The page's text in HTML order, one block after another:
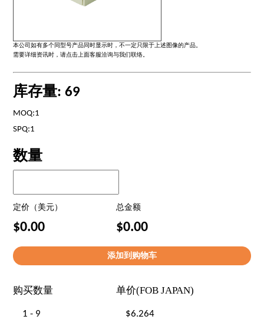
本公司如有多个同型号产品同时显示时，不一定只限于上述图像的产品。
需要详细资讯时，请点击上面客服洽询与我们联络。
库存量: 69
MOQ:1
SPQ:1
数量
定价（美元） 总金额
$0.00 $0.00
购买数量 单价(FOB JAPAN)
1 - 9
$6.264